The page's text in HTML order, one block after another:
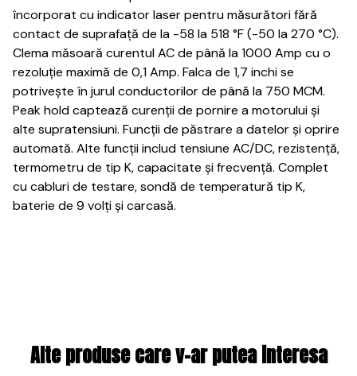
încorporat cu indicator laser pentru măsurători fără
contact de suprafață de la -58 la 518 °F (-50 la 270 °C).
Clema măsoară curentul AC de până la 1000 Amp cu o
rezoluție maximă de 0,1 Amp. Falca de 1,7 inchi se
potrivește în jurul conductorilor de până la 750 MCM.
Peak hold captează curenții de pornire a motorului și
alte supratensiuni. Funcții de păstrare a datelor și oprire
automată. Alte funcții includ tensiune AC/DC, rezistență,
termometru de tip K, capacitate și frecvență. Complet
cu cabluri de testare, sondă de temperatură tip K,
baterie de 9 volți și carcasă.
Alte produse care v-ar putea interesa